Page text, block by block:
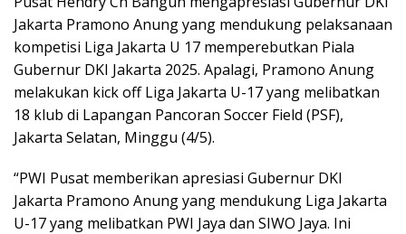
Jakarta Pramono Anung yang mendukung pelaksanaan
kompetisi Liga Jakarta U 17 memperebutkan Piala
Gubernur DKI Jakarta 2025. Apalagi, Pramono Anung
melakukan kick off Liga Jakarta U-17 yang melibatkan
18 klub di Lapangan Pancoran Soccer Field (PSF),
Jakarta Selatan, Minggu (4/5).
“PWI Pusat memberikan apresiasi Gubernur DKI
Jakarta Pramono Anung yang mendukung Liga Jakarta
U-17 yang melibatkan PWI Jaya dan SIWO Jaya. Ini